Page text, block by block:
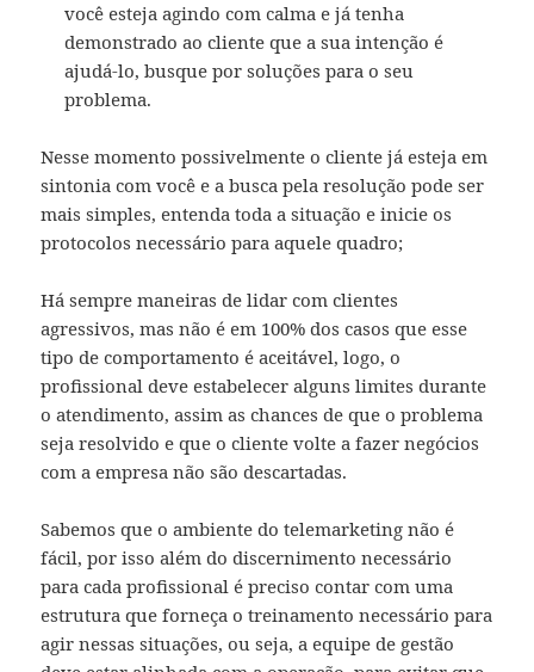
você esteja agindo com calma e já tenha
demonstrado ao cliente que a sua intenção é
ajudá-lo, busque por soluções para o seu
problema.
Nesse momento possivelmente o cliente já esteja em
sintonia com você e a busca pela resolução pode ser
mais simples, entenda toda a situação e inicie os
protocolos necessário para aquele quadro;
Há sempre maneiras de lidar com clientes
agressivos, mas não é em 100% dos casos que esse
tipo de comportamento é aceitável, logo, o
profissional deve estabelecer alguns limites durante
o atendimento, assim as chances de que o problema
seja resolvido e que o cliente volte a fazer negócios
com a empresa não são descartadas.
Sabemos que o ambiente do telemarketing não é
fácil, por isso além do discernimento necessário
para cada profissional é preciso contar com uma
estrutura que forneça o treinamento necessário para
agir nessas situações, ou seja, a equipe de gestão